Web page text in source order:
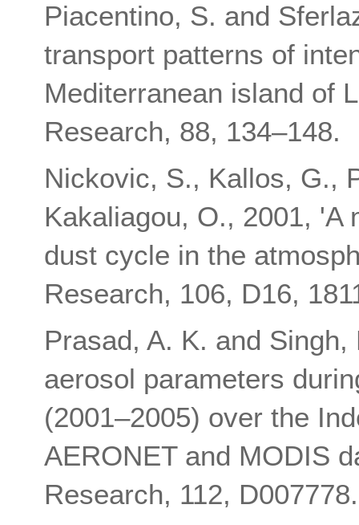
Piacentino, S. and
transport patterns of
Mediterranean island of
Research, 88, 134–148.
Nickovic, S., Kallos, G.,
Kakaliagou, O., 2001, 'A
dust cycle in the
Research, 106, D16,
Prasad, A. K. and
aerosol parameters
(2001–2005) over the
AERONET and MODIS
Research, 112, D007778.